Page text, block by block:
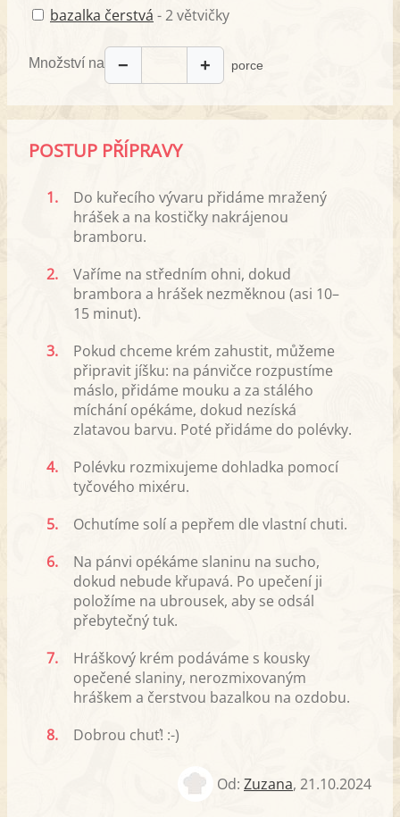
bazalka čerstvá - 2 větvičky
Množství na − + porce
POSTUP PŘÍPRAVY
1.
Do kuřecího vývaru přidáme mražený
hrášek a na kostičky nakrájenou
bramboru.
2.
Vaříme na středním ohni, dokud
brambora a hrášek nezměknou (asi 10–
15 minut).
3.
Pokud chceme krém zahustit, můžeme
připravit jíšku: na pánvičce rozpustíme
máslo, přidáme mouku a za stálého
míchání opékáme, dokud nezíská
zlatavou barvu. Poté přidáme do polévky.
4.
Polévku rozmixujeme dohladka pomocí
tyčového mixéru.
5.
Ochutíme solí a pepřem dle vlastní chuti.
6.
Na pánvi opékáme slaninu na sucho,
dokud nebude křupavá. Po upečení ji
položíme na ubrousek, aby se odsál
přebytečný tuk.
7.
Hráškový krém podáváme s kousky
opečené slaniny, nerozmixovaným
hráškem a čerstvou bazalkou na ozdobu.
8.
Dobrou chuť! :-)
Od: Zuzana, 21.10.2024